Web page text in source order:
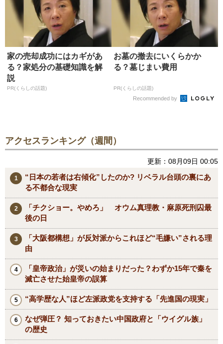
家の売却成功にはカギがあ
る？家処分の基礎知識を解
説
PR(くらしの話題)
お墓の撤去にいくらかか
る？墓じまい費用
PR(くらしの話題)
Recommended by
アクセスランキング（週間）
更新：08月09日 00:05
“日本の若者は右傾化”したのか? リベラル台頭の裏にあ
る不都合な現実
「チクショー。やめろ」 オウム真理教・麻原死刑囚最
後の日
「大阪都構想」が反対派からこれほど“毛嫌い”される理
由
「皇帝政治」が災いの始まりだった？わずか15年で秦を
滅亡させた始皇帝の誤算
“高学歴な人”ほど左派政党を支持する「先進国の現実」
なぜ弾圧？ 知っておきたい中国政府と「ウイグル族」
の歴史